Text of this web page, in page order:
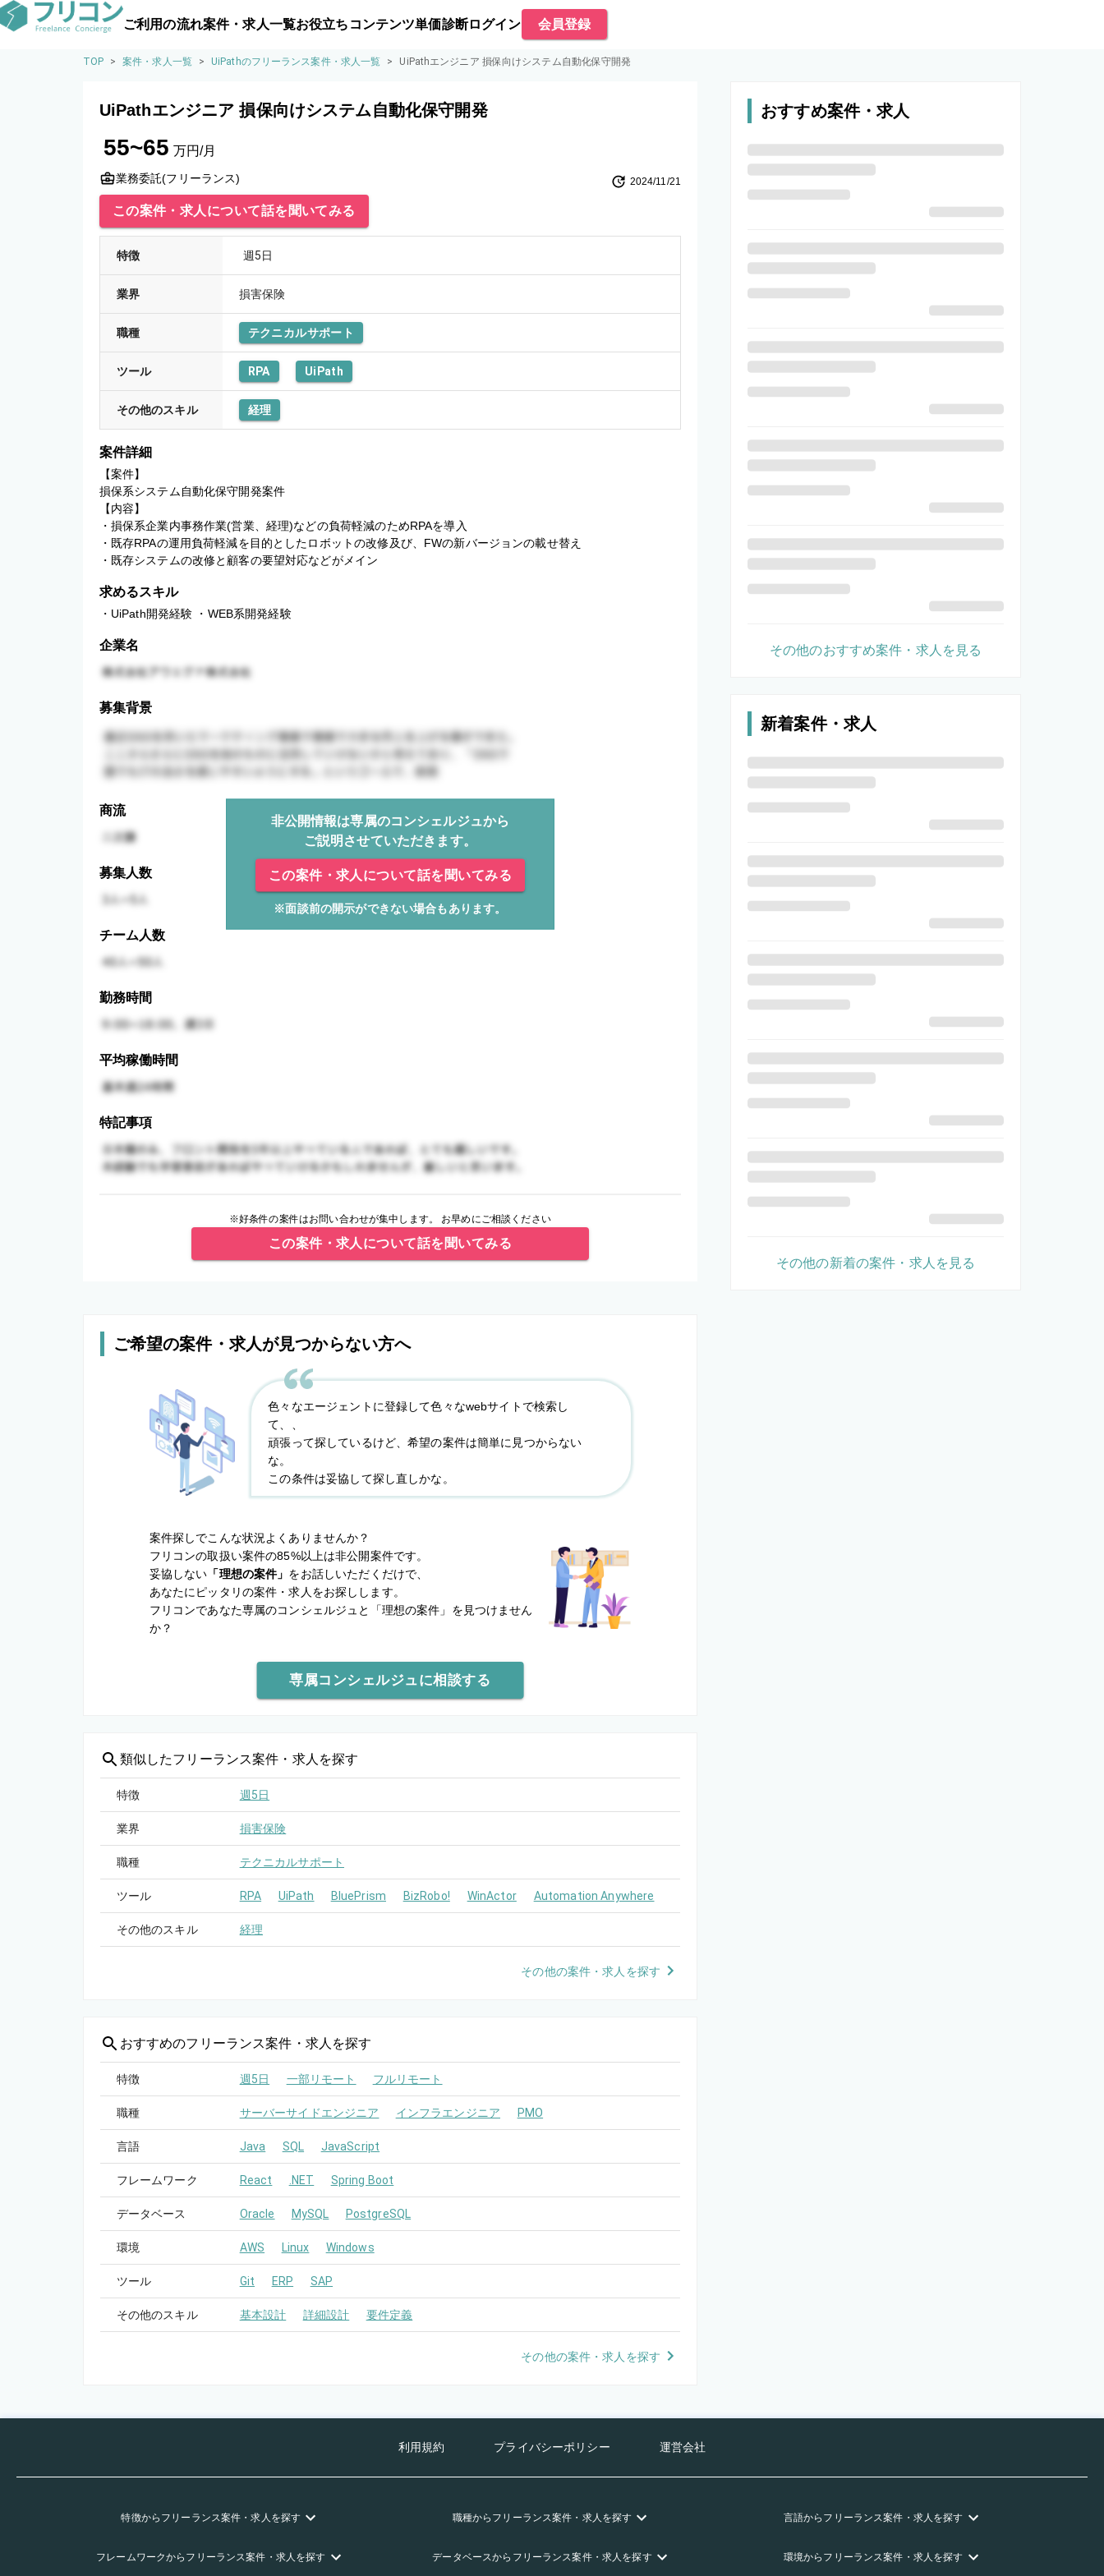
ご利用の流れ案件・求人一覧お役立ちコンテンツ単価診断ログイン 会員登録
TOP > 案件・求人一覧 > UiPathのフリーランス案件・求人一覧 > UiPathエンジニア 損保向けシステム自動化保守開発
UiPathエンジニア 損保向けシステム自動化保守開発
55~65 万円/月
業務委託(フリーランス) 2024/11/21
この案件・求人について話を聞いてみる
特徴 週5日
業界 損害保険
職種 テクニカルサポート
ツール RPA UiPath
その他のスキル 経理
案件詳細
【案件】
損保系システム自動化保守開発案件
【内容】
・損保系企業内事務作業(営業、経理)などの負荷軽減のためRPAを導入
・既存RPAの運用負荷軽減を目的としたロボットの改修及び、FWの新バージョンの載せ替え
・既存システムの改修と顧客の要望対応などがメイン
求めるスキル
・UiPath開発経験 ・WEB系開発経験
企業名
募集背景
商流
非公開情報は専属のコンシェルジュから
ご説明させていただきます。
この案件・求人について話を聞いてみる
※面談前の開示ができない場合もあります。
募集人数
チーム人数
勤務時間
平均稼働時間
特記事項
※好条件の案件はお問い合わせが集中します。 お早めにご相談ください
この案件・求人について話を聞いてみる
ご希望の案件・求人が見つからない方へ
色々なエージェントに登録して色々なwebサイトで検索し
て、、
頑張って探しているけど、希望の案件は簡単に見つからない
な。
この条件は妥協して探し直しかな。
案件探しでこんな状況よくありませんか？
フリコンの取扱い案件の85%以上は非公開案件です。
妥協しない 「理想の案件」 をお話しいただくだけで、
あなたにピッタリの案件・求人をお探しします。
フリコンであなた専属のコンシェルジュと
「理想の案件」を見つけません
か？
専属コンシェルジュに相談する
類似したフリーランス案件・求人を探す
特徴 週5日
業界 損害保険
職種 テクニカルサポート
ツール RPA UiPath BluePrism BizRobo! WinActor Automation Anywhere
その他のスキル 経理
その他の案件・求人を探す
おすすめのフリーランス案件・求人を探す
特徴 週5日 一部リモート フルリモート
職種 サーバーサイドエンジニア インフラエンジニア PMO
言語 Java SQL JavaScript
フレームワーク React .NET Spring Boot
データベース Oracle MySQL PostgreSQL
環境 AWS Linux Windows
ツール Git ERP SAP
その他のスキル 基本設計 詳細設計 要件定義
その他の案件・求人を探す
おすすめ案件・求人
その他のおすすめ案件・求人を見る
新着案件・求人
その他の新着の案件・求人を見る
利用規約 プライバシーポリシー 運営会社
特徴からフリーランス案件・求人を探す 職種からフリーランス案件・求人を探す 言語からフリーランス案件・求人を探す
フレームワークからフリーランス案件・求人を探す データベースからフリーランス案件・求人を探す 環境からフリーランス案件・求人を探す